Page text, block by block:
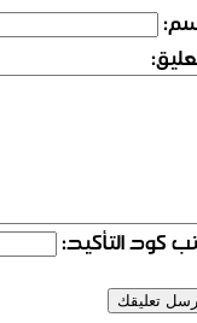
كود التأكيد: